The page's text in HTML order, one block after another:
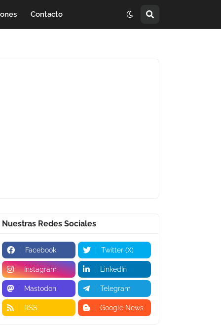
Contacto
Nuestras Redes Sociales
Facebook Twitter (X)
Instagram LinkedIn
Mastodon Telegram
RSS Google News